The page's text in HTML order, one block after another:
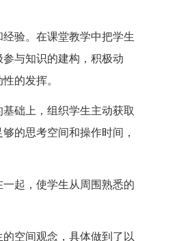
验。在课堂教学中把学生
与知识的建构，积极动
的发挥。
础上，组织学生主动获取
的思考空间和操作时间，
起，使学生从周围熟悉的
空间观念，具体做到了以